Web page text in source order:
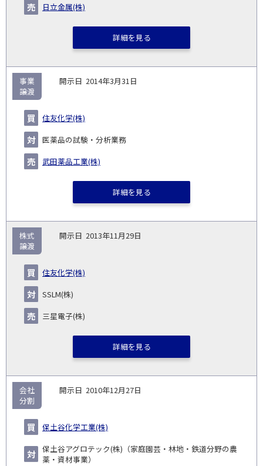
日立金属(株)
詳細を見る
2014年3月31日
住友化学(株)
医薬品の試験・分析業務
武田薬品工業(株)
事業
譲渡
詳細を見る
2013年11月29日
住友化学(株)
SSLM(株)
三星電子(株)
株式
譲渡
詳細を見る
2010年12月27日
保土谷化学工業(株)
保土谷アグロテック(株)（家庭園芸・林地・鉄道分野の農
薬・資材事業）
会社
分割